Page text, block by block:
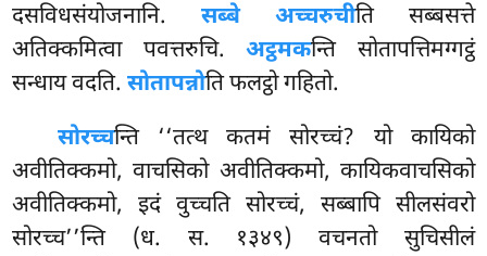
दसविधसंयोजनानि.सब्बे अच्चरुचीति सब्बसत्ते
अतिक्कमित्वा पवत्तरुचि.अट्ठमकन्ति सोतापत्तिमग्गट्ठं
सन्धाय वदति.सोतापन्नोति फलट्ठो गहितो.
सोरच्चन्ति ‘‘तत्थ कतमं सोरच्चं? यो कायिको
अवीतिक्कमो, वाचसिको अवीतिक्कमो, कायिकवाचसिको
अवीतिक्कमो, इदं वुच्चति सोरच्चं, सब्बापि सीलसंवरो
सोरच्च’’न्ति (ध. स. १३४९) वचनतो सुचिसीलं